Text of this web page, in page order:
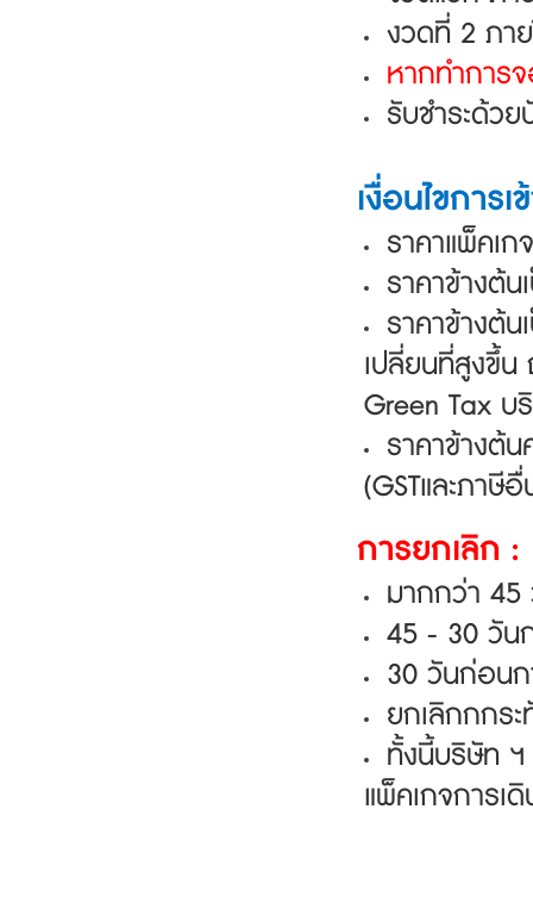
งวดที่ 2 ภา
หากทำการ
รับชำระด้ว
เงื่อนไขการ
ราคาแพ็คเ
ราคาข้างต้
ราคาข้างต้
เปลี่ยนที่สูงขึ้น
Green Tax บ
ราคาข้างต้
(GSTและภาษี
การยกเลิก :
มากกว่า 45
45 - 30 วัน
30 วันก่อนก
ยกเลิกกกร
ทั้งนี้บริษัท ฯ
แพ็คเกจการเ